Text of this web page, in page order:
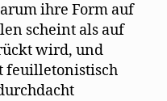
ihre Form auf
scheint als auf
wird, und
feuilletonistisch